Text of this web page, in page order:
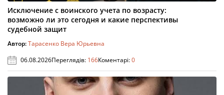
Исключение с воинского учета по возрасту:
возможно ли это сегодня и какие перспективы
судебной защит
Автор:Тарасенко Вера Юрьевна
06.08.2026Переглядів: 166Коментарі:0